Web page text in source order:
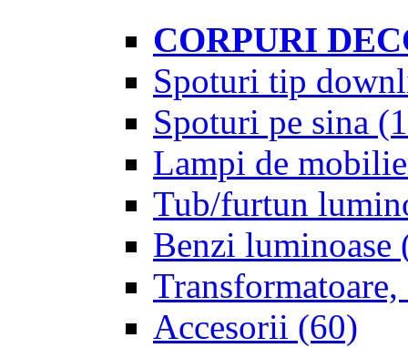
CORPURI
Spoturi tip
Spoturi pe sina
Lampi de
Tub/furtun
Benzi luminoase
Accesorii (60)